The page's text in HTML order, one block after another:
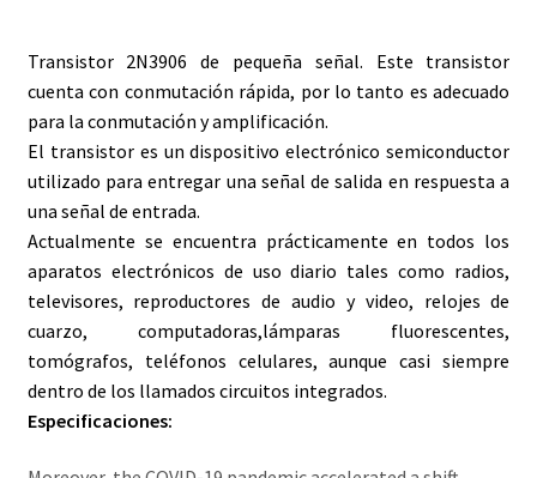
Soporte
Tienda
Wishlist
Transistor 2N3906 de pequeña señal. Este transistor
cuenta con conmutación rápida, por lo tanto es adecuado
para la conmutación yamplificación.
El transistor es undispositivo electrónico semiconductor
utilizado para entregar una señal de salida en respuesta a
una señal de entrada.
Actualmente se encuentra prácticamente en todos los
aparatos electrónicos de uso diario tales como radios,
televisores, reproductores de audio y video, relojes de
cuarzo, computadoras,lámparas fluorescentes,
tomógrafos, teléfonos celulares, aunque casi siempre
dentro de los llamados circuitos integrados.
Especificaciones: